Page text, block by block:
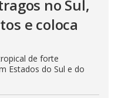
no Sul,
e coloca
de forte
Estados do Sul e do